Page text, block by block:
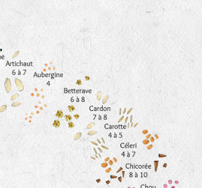
catégories étant :
Engrais vert
Légumes
: Aromatiques
de la variété(Ici Belle de nuit)
de récolte (ici 2020)
du producteur ou du fournisseur de